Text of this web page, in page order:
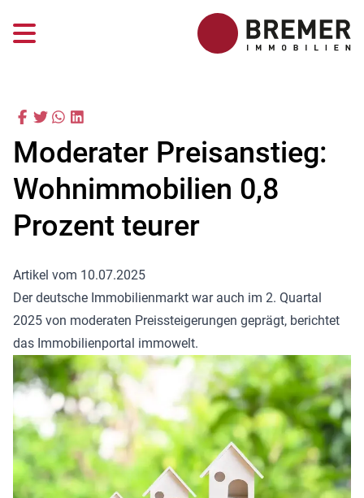
Moderater Preisanstieg:
Wohnimmobilien 0,8
Prozent teurer
Artikel vom 10.07.2025
Der deutsche Immobilienmarkt war auch im 2. Quartal
2025 von moderaten Preissteigerungen geprägt, berichtet
das Immobilienportal immowelt.